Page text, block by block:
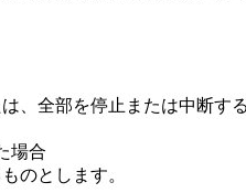
、全部を停止または中断す
場合
のとします。